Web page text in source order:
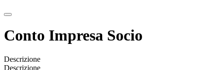
Conto Impresa Socio
Descrizione
Descrizione